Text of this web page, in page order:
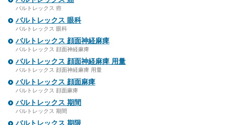
バルトレックス 癌
バルトレックス 眼科
バルトレックス 眼科
バルトレックス 顔面神経麻痺
バルトレックス 顔面神経麻痺
バルトレックス 顔面神経麻痺 用量
バルトレックス 顔面神経麻痺 用量
バルトレックス 顔面麻痺
バルトレックス 顔面麻痺
バルトレックス 期間
バルトレックス 期間
バルトレックス 期限